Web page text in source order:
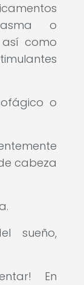
o
como
o
cabeza
sueño,
En